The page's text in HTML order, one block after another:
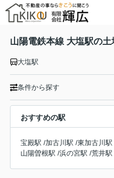
山陽電鉄本線 大塩駅の
大塩駅
条件から探す
おすすめの駅
宝殿駅 /加古川駅 /東加古川駅
山陽曽根駅 /浜の宮駅 /荒井駅